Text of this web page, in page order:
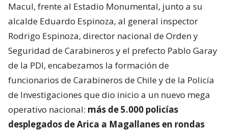
Macul, frente al Estadio Monumental, junto a su
alcalde Eduardo Espinoza, al general inspector
Rodrigo Espinoza, director nacional de Orden y
Seguridad de Carabineros y el prefecto Pablo Garay
de la PDI, encabezamos la formación de
funcionarios de Carabineros de Chile y de la Policía
de Investigaciones que dio inicio a un nuevo mega
operativo nacional: más de 5.000 policías
desplegados de Arica a Magallanes en rondas